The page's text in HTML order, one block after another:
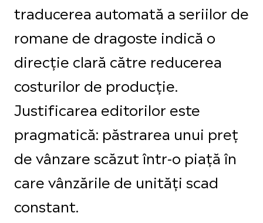
traducerea automată a seriilor de
romane de dragoste indică o
direcție clară către reducerea
costurilor de producție.
Justificarea editorilor este
pragmatică: păstrarea unui preț
de vânzare scăzut într-o piață în
care vânzările de unități scad
constant.